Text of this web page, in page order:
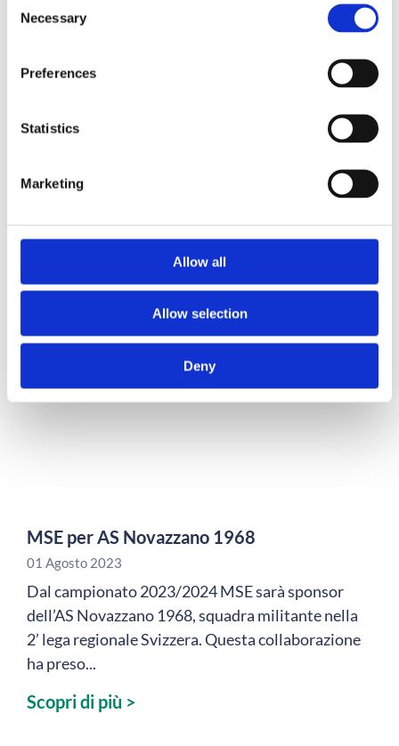
Selection
Necessary
Preferences
Statistics
Marketing
Allow all
Allow selection
Deny
Le nostre Certificazioni: una nuova politica
per qualità e ambiente.
questo ultimo anno, ha conseguito l’ottenimento
Scopri di più >
MSE per AS Novazzano 1968
01 Agosto 2023
Dal campionato 2023/2024 MSE sarà sponsor
dell’AS Novazzano 1968, squadra militante nella
2’ lega regionale Svizzera. Questa collaborazione
ha preso...
Scopri di più >